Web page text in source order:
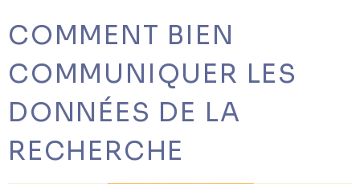
COMMENT BIEN
COMMUNIQUER LES
DONNÉES DE LA
RECHERCHE